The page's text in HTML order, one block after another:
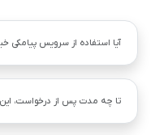
آیا استفاده از سرویس پیامکی
تا چه مدت پس از درخواست، این